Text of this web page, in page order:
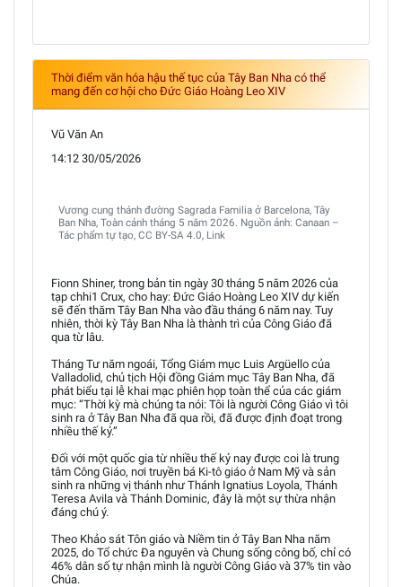
Thời điểm văn hóa hậu thế tục của Tây Ban Nha có thể
mang đến cơ hội cho Đức Giáo Hoàng Leo XIV
Vũ Văn An
14:12 30/05/2026
Vương cung thánh đường Sagrada Familia ở Barcelona, Tây
Ban Nha, Toàn cảnh tháng 5 năm 2026. Nguồn ảnh: Canaan –
Tác phẩm tự tạo, CC BY-SA 4.0, Link
Fionn Shiner, trong bản tin ngày 30 tháng 5 năm 2026 của
tạp chhi1 Crux, cho hay: Đức Giáo Hoàng Leo XIV dự kiến
sẽ đến thăm Tây Ban Nha vào đầu tháng 6 năm nay. Tuy
nhiên, thời kỳ Tây Ban Nha là thành trì của Công Giáo đã
qua từ lâu.
Tháng Tư năm ngoái, Tổng Giám mục Luis Argüello của
Valladolid, chủ tịch Hội đồng Giám mục Tây Ban Nha, đã
phát biểu tại lễ khai mạc phiên họp toàn thể của các giám
mục: “Thời kỳ mà chúng ta nói: Tôi là người Công Giáo vì tôi
sinh ra ở Tây Ban Nha đã qua rồi, đã được định đoạt trong
nhiều thế kỷ.”
Đối với một quốc gia từ nhiều thế kỷ nay được coi là trung
tâm Công Giáo, nơi truyền bá Ki-tô giáo ở Nam Mỹ và sản
sinh ra những vị thánh như Thánh Ignatius Loyola, Thánh
Teresa Avila và Thánh Dominic, đây là một sự thừa nhận
đáng chú ý.
Theo Khảo sát Tôn giáo và Niềm tin ở Tây Ban Nha năm
2025, do Tổ chức Đa nguyên và Chung sống công bố, chỉ có
46% dân số tự nhận mình là người Công Giáo và 37% tin vào
Chúa.